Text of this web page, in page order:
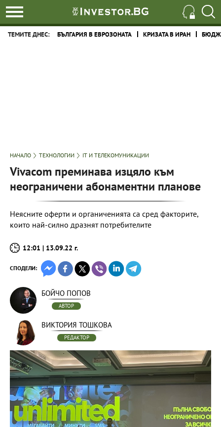
ТЕМИТЕ ДНЕС: БЪЛГАРИЯ В ЕВРОЗОНАТА КРИЗАТА В ИРАН
НАЧАЛО ТЕХНОЛОГИИ IT И ТЕЛЕКОМУНИКАЦИИ
Vivacom преминава изцяло към
неограничени абонаментни планове
Неясните оферти и органиченията са сред факторите,
които най-силно дразнят потребителите
12:01 | 13.09.22 г.
СПОДЕЛИ:
БОЙЧО ПОПОВ
АВТОР
ВИКТОРИЯ ТОШКОВА
РЕДАКТОР